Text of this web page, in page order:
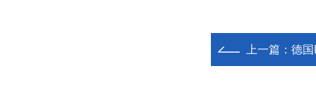
上一篇： 德